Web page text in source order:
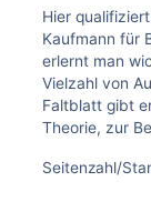
Hier
Kaufmann für
erlernt man
Vielzahl von
Faltblatt gibt
Theorie, zur
Seitenzahl/